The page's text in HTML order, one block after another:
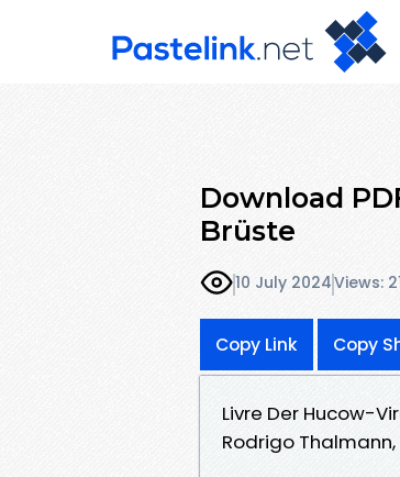
Download
Brüste
10 July 2024Views:
Copy Link Copy
Livre Der Hucow-
Rodrigo Thalmann,